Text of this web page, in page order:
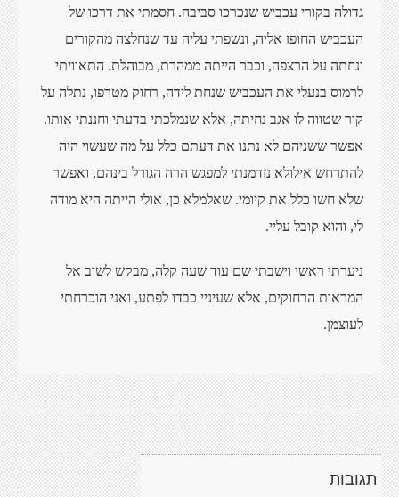
גדולה בקורי עכביש שנכרכו סביבה. חסמתי את דרכו של
העכביש החופז אליה, ונשפתי עליה עד שנחלצה מהקורים
ונחתה על הרצפה, וכבר הייתה ממהרת, מבוהלת. התאוויתי
לרמוס בנעלי את העכביש שנחת לידה, רחוק מטרפו, נתלה על
קור שטווה לו אגב נחיתה, אלא שנמלכתי בדעתי וחננתי אותו.
אפשר ששניהם לא נתנו את דעתם כלל על מה שעשוי היה
להתרחש אילולא נזדמנתי למפגש הרה הגורל בינהם, ואפשר
שלא חשו כלל את קיומי. שאלמלא כן, אולי הייתה היא מודה
לי, והוא קובל עליי.
ניערתי ראשי וישבתי שם עוד שעה קלה, מבקש לשוב אל
המראות הרחוקים, אלא שעיניי כבדו לפתע, ואני הוכרחתי
לעוצמן.
תגובות